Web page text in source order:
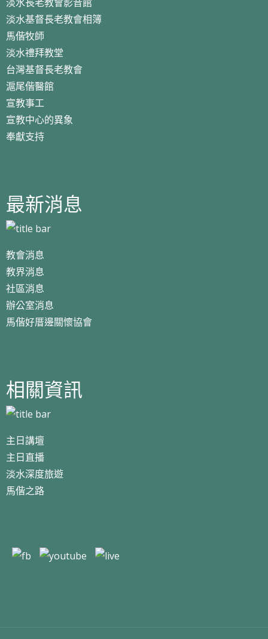
淡水基督長老教會相簿
馬偕牧師
淡水禮拜教堂
台灣基督長老教會
滬尾偕醫館
宣教事工
宣教中心的異象
奉獻支持
最新消息
教會消息
教界消息
社區消息
辦公室消息
馬偕好厝邊關懷協會
相關資訊
主日講壇
主日直播
淡水深度旅遊
馬偕之路